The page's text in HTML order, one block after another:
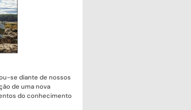
se diante de nossos
de uma nova
do conhecimento